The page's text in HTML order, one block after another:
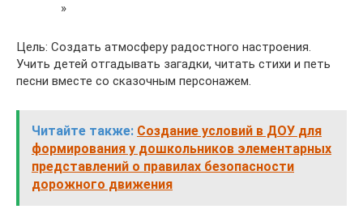
»
Цель: Создать атмосферу радостного настроения.
Учить детей отгадывать загадки, читать стихи и петь
песни вместе со сказочным персонажем.
Читайте также: Создание условий в ДОУ для
формирования у дошкольников элементарных
представлений о правилах безопасности
дорожного движения